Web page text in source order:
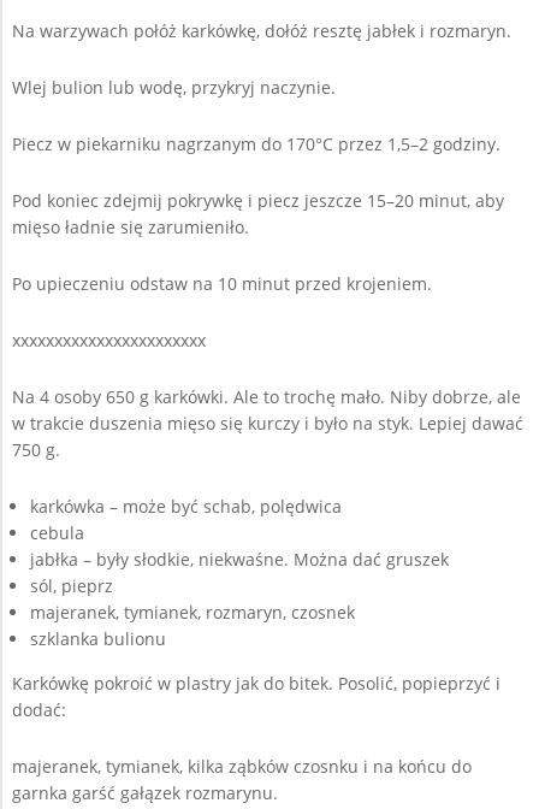
Na warzywach połóż karkówkę, dołóż resztę jabłek i rozmaryn.
Wlej bulion lub wodę, przykryj naczynie.
Piecz w piekarniku nagrzanym do 170°C przez 1,5–2 godziny.
Pod koniec zdejmij pokrywkę i piecz jeszcze 15–20 minut, aby
mięso ładnie się zarumieniło.
Po upieczeniu odstaw na 10 minut przed krojeniem.
xxxxxxxxxxxxxxxxxxxxxxx
Na 4 osoby 650 g karkówki. Ale to trochę mało. Niby dobrze, ale
w trakcie duszenia mięso się kurczy i było na styk. Lepiej dawać
750 g.
karkówka – może być schab, polędwica
cebula
jabłka – były słodkie, niekwaśne. Można dać gruszek
sól, pieprz
majeranek, tymianek, rozmaryn, czosnek
szklanka bulionu
Karkówkę pokroić w plastry jak do bitek. Posolić, popieprzyć i
dodać:
majeranek, tymianek, kilka ząbków czosnku i na końcu do
garnka garść gałązek rozmarynu.